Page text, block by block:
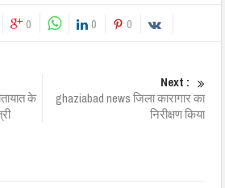
0 0 0
के
Next :
ghaziabad news जिला कारागार का
निरीक्षण किया